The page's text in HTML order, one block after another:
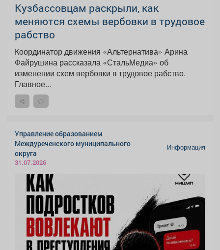
Кузбассовцам раскрыли, как
меняются схемы вербовки в трудовое
рабство
Координатор движения «Альтернатива» Арина
Файрушина рассказала «СтальМедиа» об
изменении схем вербовки в трудовое рабство.
Главное...
Управление образованием
Междуреченского муниципального
округа
31.07.2026
Информация